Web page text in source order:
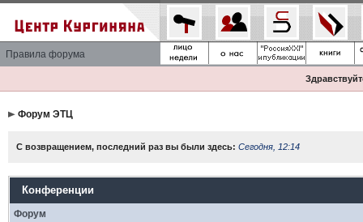
Правила форума
Форум ЭТЦ
С возвращением, последний раз вы были здесь: Сегодня, 12:14
Конференции
Форум